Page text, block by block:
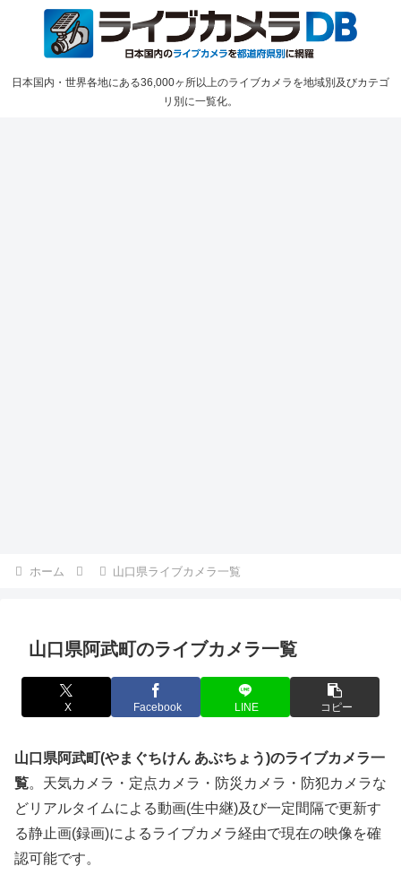
日本国内・世界各地にある36,000ヶ所以上のライブカメラを地域別及びカテゴ
リ別に一覧化。
ホーム 山口県ライブカメラ一覧
山口県阿武町のライブカメラ一覧
X Facebook LINE コピー
山口県阿武町(やまぐちけん あぶちょう)のライブカメラ一
覧。天気カメラ・定点カメラ・防災カメラ・防犯カメラな
どリアルタイムによる動画(生中継)及び一定間隔で更新す
る静止画(録画)によるライブカメラ経由で現在の映像を確
認可能です。